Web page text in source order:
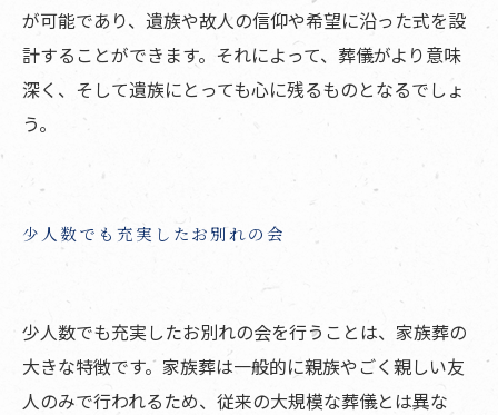
が可能であり、遺族や故人の信仰や希望に沿った式を設
計することができます。それによって、葬儀がより意味
深く、そして遺族にとっても心に残るものとなるでしょ
う。
少人数でも充実したお別れの会
少人数でも充実したお別れの会を行うことは、家族葬の
大きな特徴です。家族葬は一般的に親族やごく親しい友
人のみで行われるため、従来の大規模な葬儀とは異な